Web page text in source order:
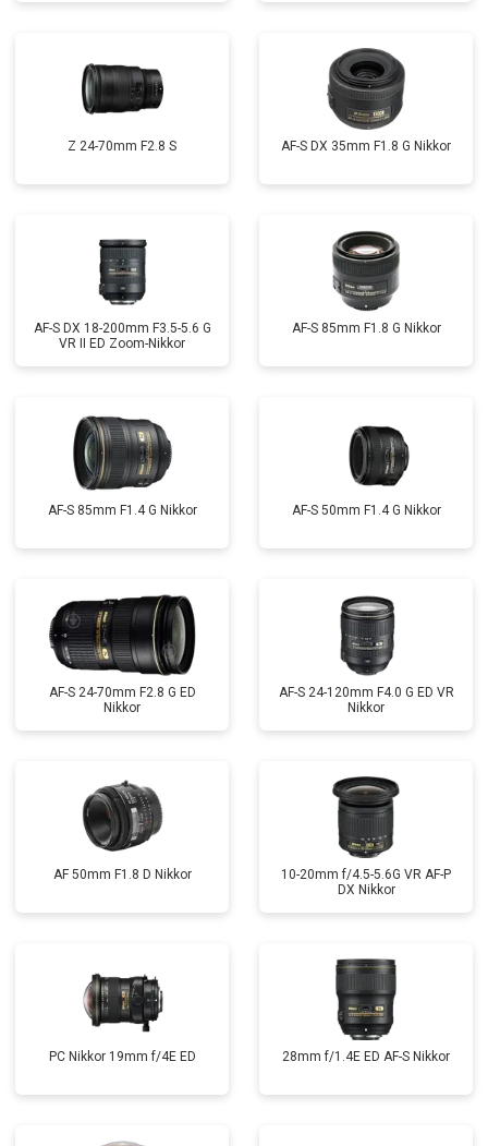
Z 24-70mm F2.8 S AF-S DX 35mm F1.8 G Nikkor
AF-S DX 18-200mm F3.5-5.6 G
VR II ED Zoom-Nikkor
AF-S 85mm F1.8 G Nikkor
AF-S 85mm F1.4 G Nikkor AF-S 50mm F1.4 G Nikkor
AF-S 24-70mm F2.8 G ED
Nikkor
AF-S 24-120mm F4.0 G ED VR
Nikkor
AF 50mm F1.8 D Nikkor
10-20mm f/4.5-5.6G VR AF-P
DX Nikkor
PC Nikkor 19mm f/4E ED 28mm f/1.4E ED AF-S Nikkor